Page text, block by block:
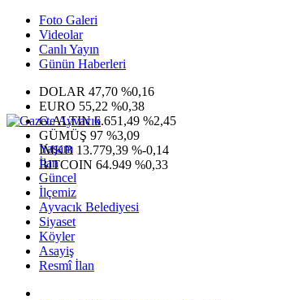
Foto Galeri
Videolar
Canlı Yayın
Günün Haberleri
DOLAR 47,70 %0,16
EURO 55,22 %0,38
G.ALTIN6.651,49 %2,45
GÜMÜŞ 97 %3,09
IMKB 13.779,39 %-0,14
BITCOIN 64.949 %0,33
Yaşam
İlan
Güncel
İlçemiz
Ayvacık Belediyesi
Siyaset
Köyler
Asayiş
Resmî İlan